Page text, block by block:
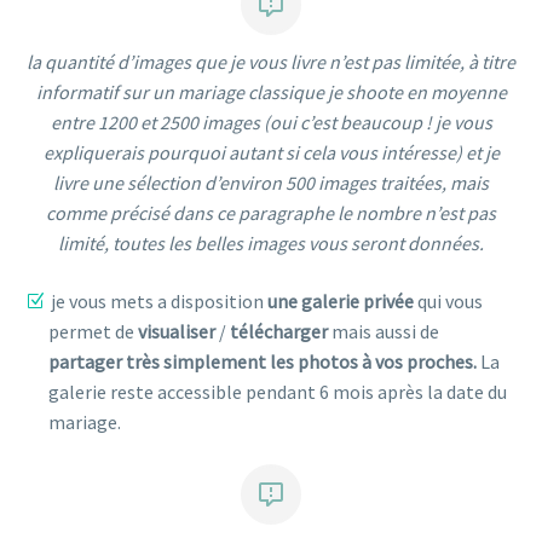
la quantité d’images que je vous livre n’est pas limitée, à titre
informatif sur un mariage classique je shoote en moyenne
entre 1200 et 2500 images (oui c’est beaucoup ! je vous
expliquerais pourquoi autant si cela vous intéresse) et je
livre une sélection d’environ 500 images traitées, mais
comme précisé dans ce paragraphe le nombre n’est pas
limité, toutes les belles images vous seront données.
je vous mets a disposition une galerie privéequi vous
permet devisualiser/ téléchargermais aussi de
partager très simplement les photos à vos proches. La
galerie reste accessible pendant 6 mois après la date du
mariage.

